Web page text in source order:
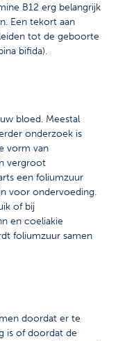
B12 erg belangrijk
Een tekort aan
tot de geboorte
bifida).
bloed. Meestal
onderzoek is
vorm van
vergroot
een foliumzuur
voor ondervoeding.
of bij
en coeliakie
foliumzuur samen
doordat er te
is of doordat de